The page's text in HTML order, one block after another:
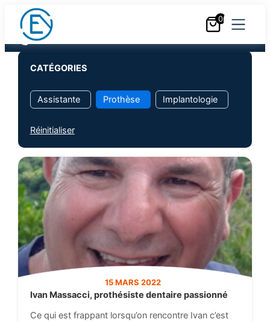
Nous contacter
+33 (0)6 18 25 05 05
0
CATÉGORIES
Assistante Prothèse Implantologie
Réinitialiser
15 MARS 2022
Ivan Massacci, prothésiste dentaire passionné
Ce qui est frappant lorsqu’on rencontre Ivan c’est